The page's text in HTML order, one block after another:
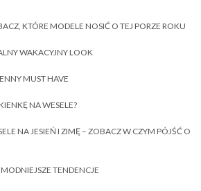
KTÓRE MODELE NOSIĆ O TEJ PORZE ROKU
WAKACYJNY LOOK
MUST HAVE
NA WESELE?
NA JESIEŃ I ZIMĘ – ZOBACZ W CZYM PÓJŚĆ O
TENDENCJE